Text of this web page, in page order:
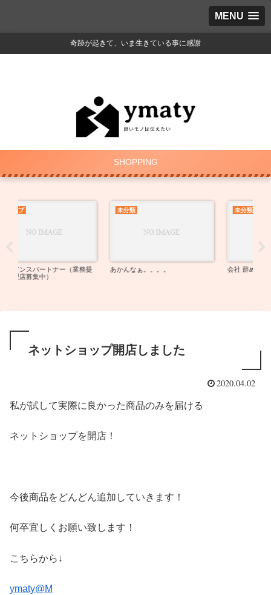
MENU
奇跡が起きて、いま生きている事に感謝
SHOPPING
あかんなぁ。。。。 会社 辞めました！
ネットショップ開店しました
2020.04.02
私が試して実際に良かった商品のみを届ける
ネットショップを開店！
今後商品をどんどん追加していきます！
何卒宜しくお願い致します！
こちらから↓
ymaty@M